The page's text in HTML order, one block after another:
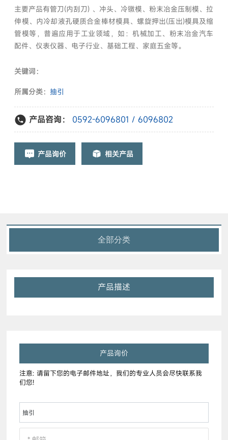
主要产品有管刀(内刮刀) 、冲头、冷镦模、粉末冶金压制模、拉
伸模、内冷却液孔硬质合金棒材模具、螺旋押出(压出)模具及缩
管模等，普遍应用于工业领域，如：机械加工、粉末冶金汽车
配件、仪表仪器、电子行业、基础工程、家庭五金等。
关键词：
所属分类：抽引
产品咨询： 0592-6096801 / 6096802
产品询价 相关产品
全部分类
产品描述
产品询价
注意: 请留下您的电子邮件地址，我们的专业人员会尽快联系我
们您!
抽引